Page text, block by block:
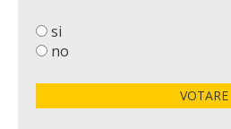
si
no
VOTARE